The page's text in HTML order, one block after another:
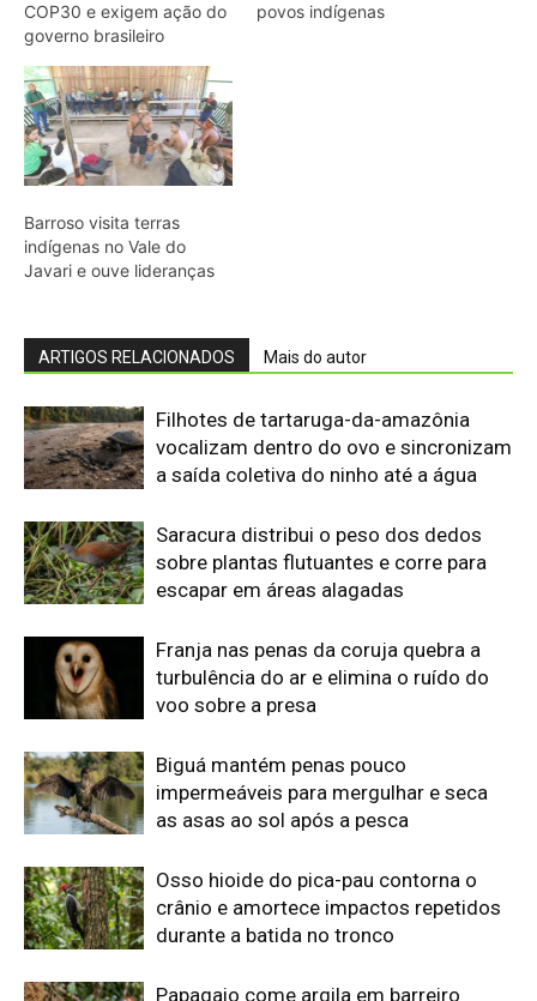
COP30 e exigem ação do
governo brasileiro
povos indígenas
Barroso visita terras
indígenas no Vale do
Javari e ouve lideranças
ARTIGOS RELACIONADOS Mais do autor
Filhotes de tartaruga-da-amazônia
vocalizam dentro do ovo e sincronizam
a saída coletiva do ninho até a água
Saracura distribui o peso dos dedos
sobre plantas flutuantes e corre para
escapar em áreas alagadas
Franja nas penas da coruja quebra a
turbulência do ar e elimina o ruído do
voo sobre a presa
Biguá mantém penas pouco
impermeáveis para mergulhar e seca
as asas ao sol após a pesca
Osso hioide do pica-pau contorna o
crânio e amortece impactos repetidos
durante a batida no tronco
Papagaio come argila em barreiro